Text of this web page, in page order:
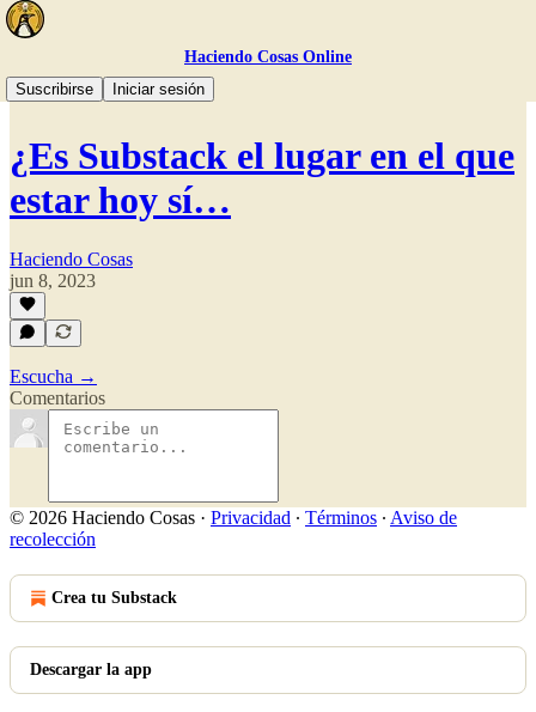
Haciendo Cosas Online
Suscribirse
Iniciar sesión
🎧 El Podcast
¿Es Substack el lugar en el que
estar hoy sí…
Haciendo Cosas
jun 8, 2023
Escucha →
Comentarios
© 2026 Haciendo Cosas · Privacidad ∙ Términos ∙ Aviso de
recolección
Crea tu Substack
Descargar la app